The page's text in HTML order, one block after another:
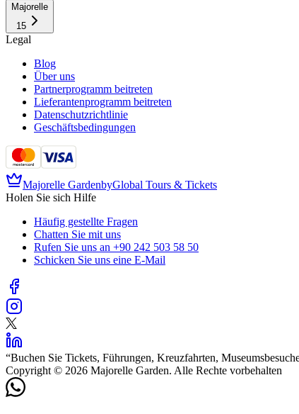
Majorelle
15
Legal
Blog
Über uns
Partnerprogramm beitreten
Lieferantenprogramm beitreten
Datenschutzrichtlinie
Geschäftsbedingungen
Majorelle GardenbyGlobal Tours & Tickets
Holen Sie sich Hilfe
Häufig gestellte Fragen
Chatten Sie mit uns
Rufen Sie uns an +90 242 503 58 50
Schicken Sie uns eine E-Mail
“Buchen Sie Tickets, Führungen, Kreuzfahrten,
Copyright © 2026 Majorelle Garden. Alle Rechte vorbehalten